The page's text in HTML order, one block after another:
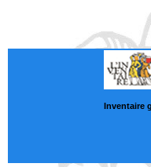
Inventaire